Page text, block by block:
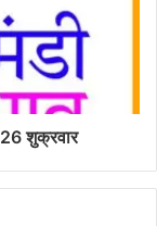
शुक्रवार